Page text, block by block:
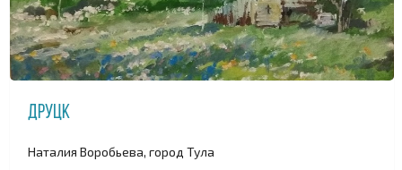
Друцк
Наталия Воробьева, город Тула